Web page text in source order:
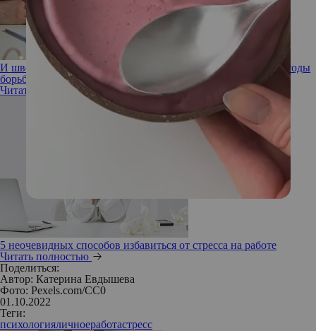
И швец, и жнец: основные «симптомы» трудоголизма и методы
борьбы с ним
Читать полностью
5 неочевидных способов избавиться от стресса на работе
Читать полностью
Поделиться:
Автор: Катерина Евдышева
Фото: Pexels.com/CC0
01.10.2022
Теги:
психологияличноеработастресс